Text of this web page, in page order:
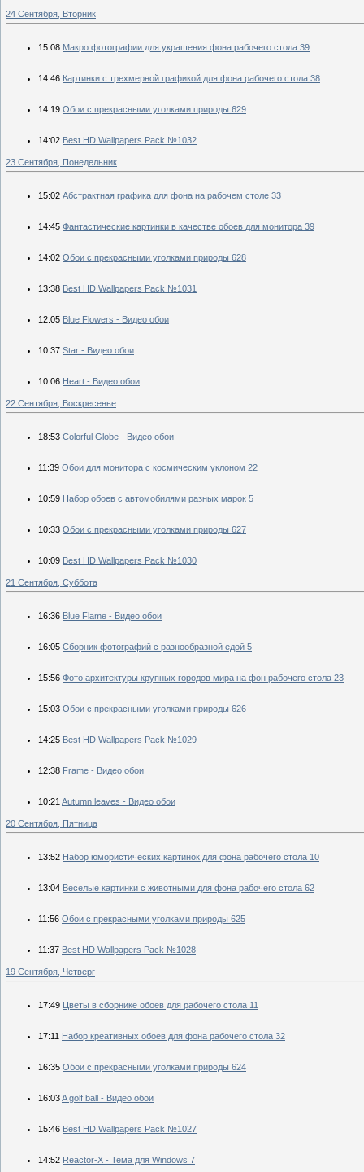
24 Сентября, Вторник
15:08 Макро фотографии для украшения фона рабочего стола 39
14:46 Картинки с трехмерной графикой для фона рабочего стола 38
14:19 Обои с прекрасными уголками природы 629
14:02 Best HD Wallpapers Pack №1032
23 Сентября, Понедельник
15:02 Абстрактная графика для фона на рабочем столе 33
14:45 Фантастические картинки в качестве обоев для монитора 39
14:02 Обои с прекрасными уголками природы 628
13:38 Best HD Wallpapers Pack №1031
12:05 Blue Flowers - Видео обои
10:37 Star - Видео обои
10:06 Heart - Видео обои
22 Сентября, Воскресенье
18:53 Colorful Globe - Видео обои
11:39 Обои для монитора с космическим уклоном 22
10:59 Набор обоев с автомобилями разных марок 5
10:33 Обои с прекрасными уголками природы 627
10:09 Best HD Wallpapers Pack №1030
21 Сентября, Суббота
16:36 Blue Flame - Видео обои
16:05 Сборник фотографий с разнообразной едой 5
15:56 Фото архитектуры крупных городов мира на фон рабочего стола 23
15:03 Обои с прекрасными уголками природы 626
14:25 Best HD Wallpapers Pack №1029
12:38 Frame - Видео обои
10:21 Autumn leaves - Видео обои
20 Сентября, Пятница
13:52 Набор юмористических картинок для фона рабочего стола 10
13:04 Веселые картинки с животными для фона рабочего стола 62
11:56 Обои с прекрасными уголками природы 625
11:37 Best HD Wallpapers Pack №1028
19 Сентября, Четверг
17:49 Цветы в сборнике обоев для рабочего стола 11
17:11 Набор креативных обоев для фона рабочего стола 32
16:35 Обои с прекрасными уголками природы 624
16:03A golf ball - Видео обои
15:46 Best HD Wallpapers Pack №1027
14:52 Reactor-X - Тема для Windows 7